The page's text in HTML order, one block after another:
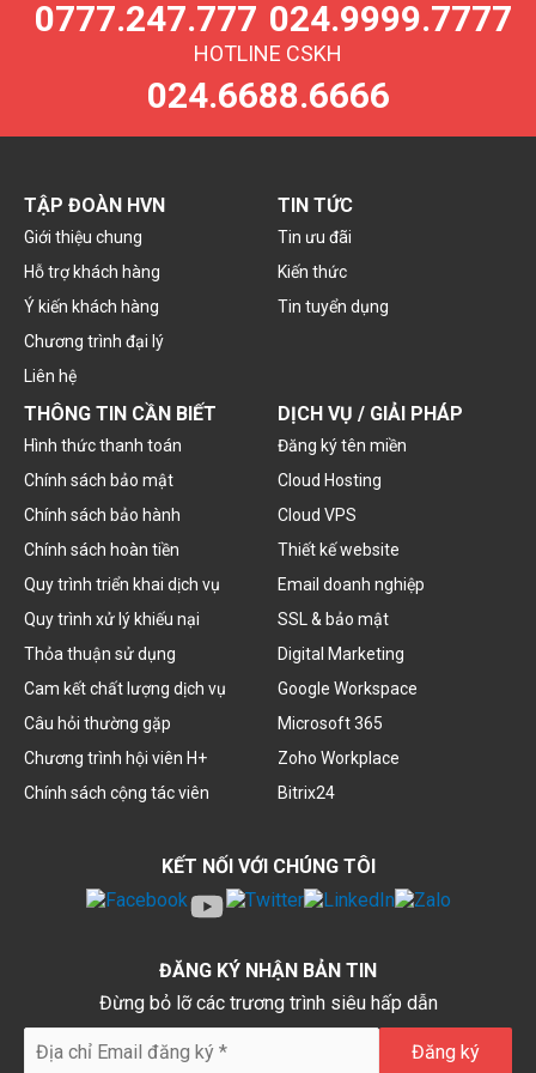
0777.247.777 024.9999.7777
HOTLINE CSKH
024.6688.6666
TẬP ĐOÀN HVN
Giới thiệu chung
Hỗ trợ khách hàng
Ý kiến khách hàng
Chương trình đại lý
Liên hệ
TIN TỨC
Tin ưu đãi
Kiến thức
Tin tuyển dụng
THÔNG TIN CẦN BIẾT
Hình thức thanh toán
Chính sách bảo mật
Chính sách bảo hành
Chính sách hoàn tiền
Quy trình triển khai dịch vụ
Quy trình xử lý khiếu nại
Thỏa thuận sử dụng
Cam kết chất lượng dịch vụ
Câu hỏi thường gặp
Chương trình hội viên H+
Chính sách cộng tác viên
DỊCH VỤ / GIẢI PHÁP
Đăng ký tên miền
Cloud Hosting
Cloud VPS
Thiết kế website
Email doanh nghiệp
SSL & bảo mật
Digital Marketing
Google Workspace
Microsoft 365
Zoho Workplace
Bitrix24
KẾT NỐI VỚI CHÚNG TÔI
ĐĂNG KÝ NHẬN BẢN TIN
Đừng bỏ lỡ các trương trình siêu hấp dẫn